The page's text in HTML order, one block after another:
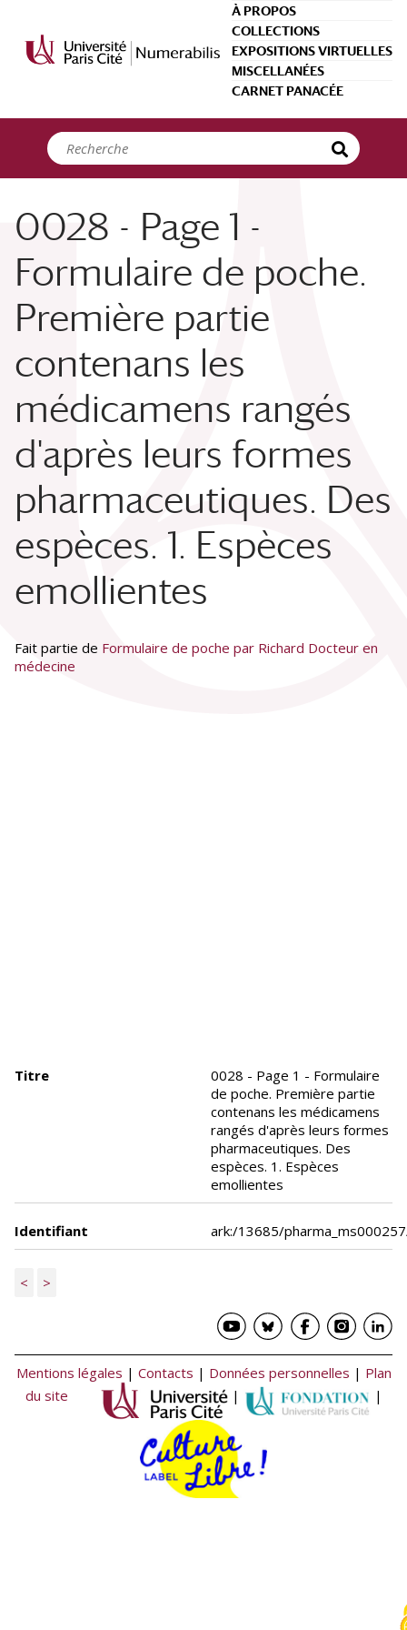
À PROPOS
COLLECTIONS
EXPOSITIONS VIRTUELLES
MISCELLANÉES
CARNET PANACÉE
0028 - Page 1 -
Formulaire de poche.
Première partie
contenans les
médicamens rangés
d'après leurs formes
pharmaceutiques. Des
espèces. 1. Espèces
emollientes
Fait partie de Formulaire de poche par Richard Docteur en
médecine
Titre
0028 - Page 1 - Formulaire
de poche. Première partie
contenans les médicamens
rangés d'après leurs formes
pharmaceutiques. Des
espèces. 1. Espèces
emollientes
Identifiant ark:/13685/
< >
Mentions légales | Contacts | Données personnelles | Plan
du site
| |